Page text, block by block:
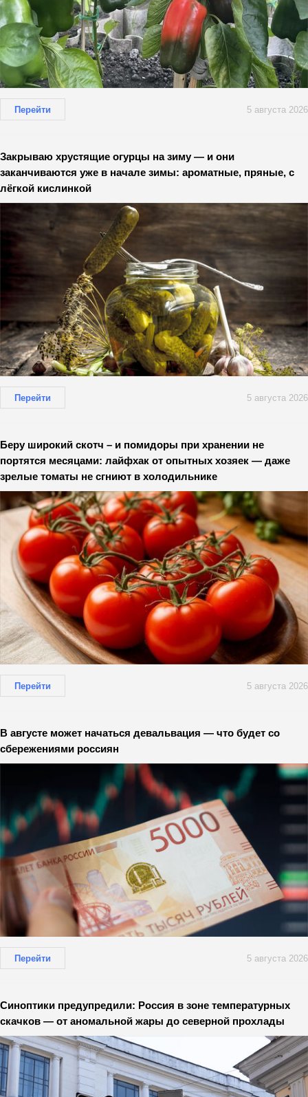
Перейти 5 августа 2026
Закрываю хрустящие огурцы на зиму — и они
заканчиваются уже в начале зимы: ароматные, пряные, с
лёгкой кислинкой
Перейти 5 августа 2026
Беру широкий скотч – и помидоры при хранении не
портятся месяцами: лайфхак от опытных хозяек — даже
зрелые томаты не сгниют в холодильнике
Перейти 5 августа 2026
В августе может начаться девальвация — что будет со
сбережениями россиян
Перейти 5 августа 2026
Синоптики предупредили: Россия в зоне температурных
скачков — от аномальной жары до северной прохлады